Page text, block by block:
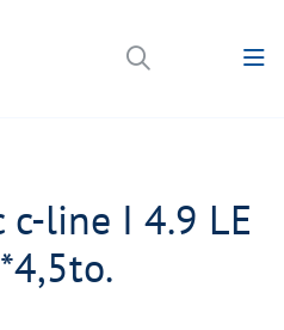
c-line I 4.9 LE